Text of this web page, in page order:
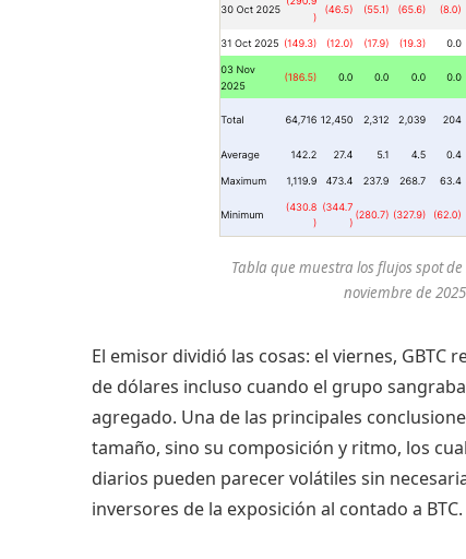
Tabla que muestra los flujos spot
noviembre de
El emisor dividió las cosas: el viernes,
de dólares incluso cuando el grupo
agregado. Una de las principales
tamaño, sino su composición y ritmo, los
diarios pueden parecer volátiles sin
inversores de la exposición al contado a BTC.